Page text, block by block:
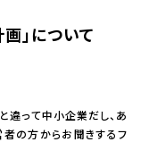
」について
違って中小企業だし、あ
者の方からお聞きするフ